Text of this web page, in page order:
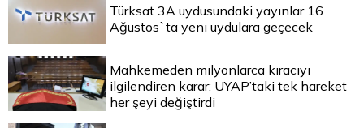
Türksat 3A uydusundaki yayınlar 16
Ağustos`ta yeni uydulara geçecek
Mahkemeden milyonlarca kiracıyı
ilgilendiren karar: UYAP’taki tek hareket
her şeyi değiştirdi